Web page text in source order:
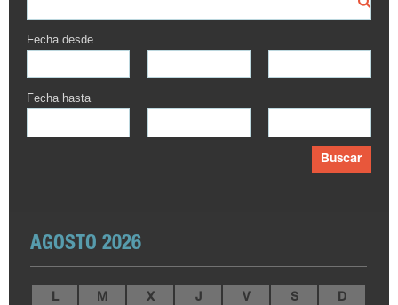
Fecha desde
Fecha hasta
Buscar
AGOSTO 2026
L M X J V S D